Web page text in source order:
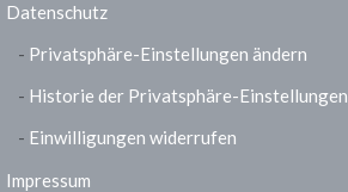
Datenschutz
Privatsphäre-Einstellungen ändern
Historie der Privatsphäre-Einstellungen
Einwilligungen widerrufen
Impressum